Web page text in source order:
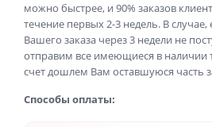
можно быстрее, и 90% заказов
течение первых 2-3 недель. В случае,
Вашего заказа через 3 недели не
отправим все имеющиеся в наличии
счет дошлем Вам оставшуюся часть
Способы оплаты: